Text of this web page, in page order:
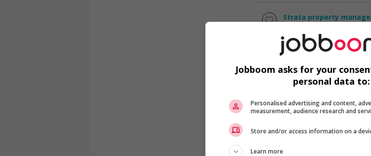
Strata property
Vente, achat et service à
la clientèle
Vancouver, BC
la clientèle
Jobboom asks for your
personal data to:
Personalised advertising and content,
measurement, audience research and
Store and/or access information on a
Learn more